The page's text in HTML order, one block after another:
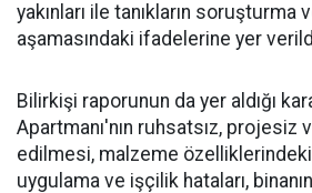
yakınları ile tanıkların soruşturma
aşamasındaki ifadelerine yer
Bilirkişi raporunun da yer aldığı
Apartmanı'nın ruhsatsız, projesiz
edilmesi, malzeme
uygulama ve işçilik hataları,